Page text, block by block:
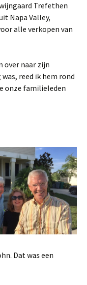
Trefethen
Napa Valley,
alle verkopen van
over naar zijn
was, reed ik hem rond
onze familieleden
Dat was een